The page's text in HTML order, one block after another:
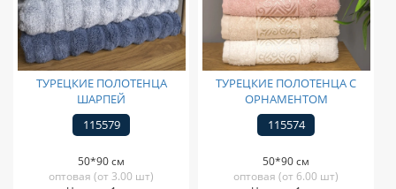
ТУРЕЦКИЕ ПОЛОТЕНЦА
ШАРПЕЙ
115579
50*90 см
оптовая (от 3.00 шт)
ТУРЕЦКИЕ ПОЛОТЕНЦА С
ОРНАМЕНТОМ
115574
50*90 см
оптовая (от 6.00 шт)